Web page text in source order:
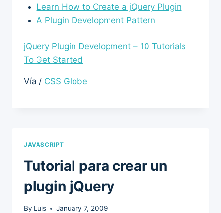
Learn How to Create a jQuery Plugin
A Plugin Development Pattern
jQuery Plugin Development – 10 Tutorials
To Get Started
Vía / CSS Globe
JAVASCRIPT
Tutorial para crear un
plugin jQuery
By Luis January 7, 2009